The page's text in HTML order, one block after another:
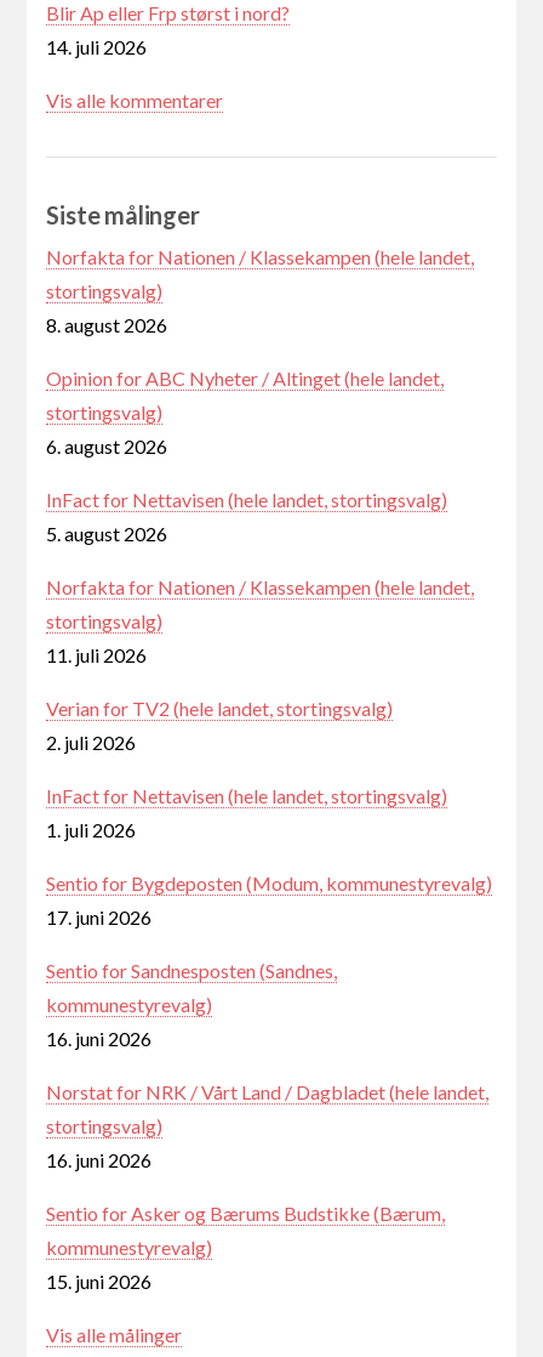
Blir Ap eller Frp størst i nord?
14. juli 2026
Vis alle kommentarer
Siste målinger
Norfakta for Nationen / Klassekampen (hele landet,
stortingsvalg)
8. august 2026
Opinion for ABC Nyheter / Altinget (hele landet,
stortingsvalg)
6. august 2026
InFact for Nettavisen (hele landet, stortingsvalg)
5. august 2026
Norfakta for Nationen / Klassekampen (hele landet,
stortingsvalg)
11. juli 2026
Verian for TV2 (hele landet, stortingsvalg)
2. juli 2026
InFact for Nettavisen (hele landet, stortingsvalg)
1. juli 2026
Sentio for Bygdeposten (Modum, kommunestyrevalg)
17. juni 2026
Sentio for Sandnesposten (Sandnes,
kommunestyrevalg)
16. juni 2026
Norstat for NRK / Vårt Land / Dagbladet (hele landet,
stortingsvalg)
16. juni 2026
Sentio for Asker og Bærums Budstikke (Bærum,
kommunestyrevalg)
15. juni 2026
Vis alle målinger